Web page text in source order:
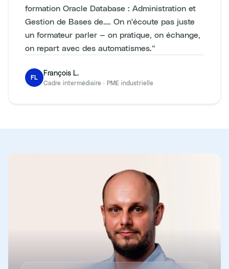
formation Oracle Database : Administration et
Gestion de Bases de…. On n'écoute pas juste
un formateur parler — on pratique, on échange,
on repart avec des automatismes.”
FL
François L.
Cadre intermédiaire · PME industrielle